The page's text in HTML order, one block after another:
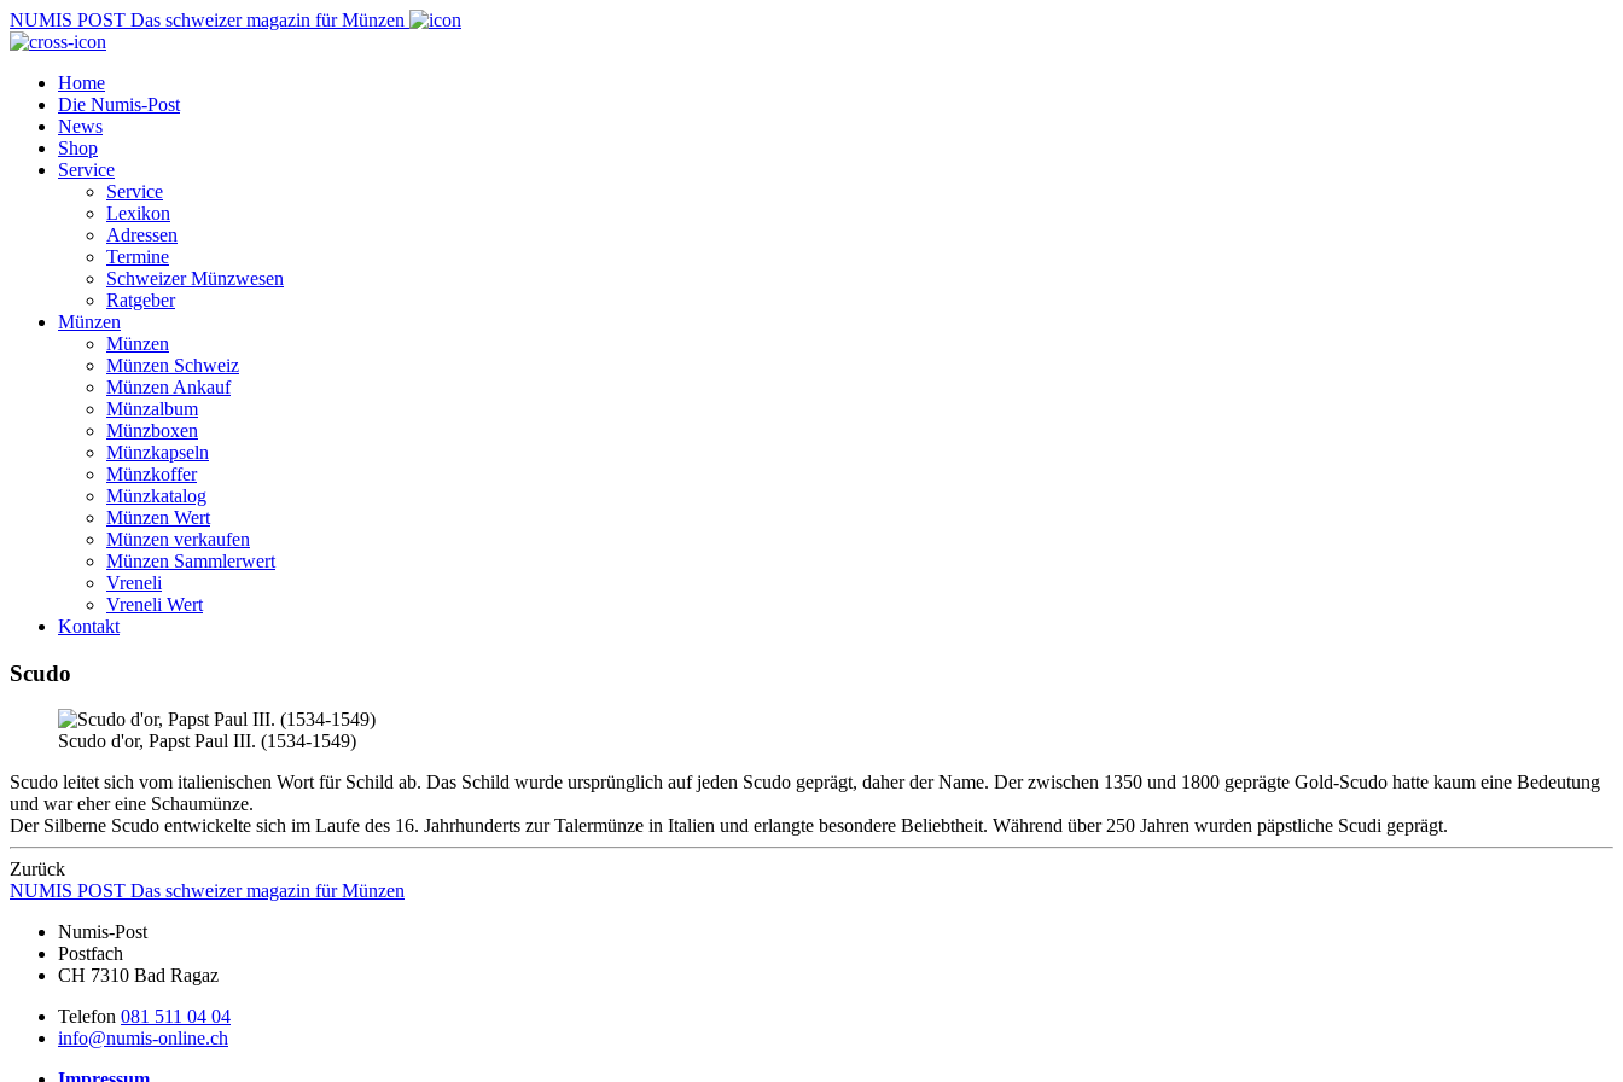
NUMIS POST Das schweizer magazin für Münzen
Home
Die Numis-Post
News
Shop
Service
Service
Lexikon
Adressen
Termine
Schweizer Münzwesen
Ratgeber
Münzen
Münzen
Münzen Schweiz
Münzen Ankauf
Münzalbum
Münzboxen
Münzkapseln
Münzkoffer
Münzkatalog
Münzen Wert
Münzen verkaufen
Münzen Sammlerwert
Vreneli
Vreneli Wert
Kontakt
Scudo
Scudo d'or, Papst Paul III. (1534-1549)
Scudo leitet sich vom italienischen Wort für Schild ab. Das Schild wurde ursprünglich auf jeden Scudo geprägt, daher der Name. Der zwischen 1350 und 1800 geprägte Gold-Scudo hatte kaum eine Bedeutung
und war eher eine Schaumünze.
Der Silberne Scudo entwickelte sich im Laufe des 16. Jahrhunderts zur Talermünze in Italien und erlangte besondere Beliebtheit. Während über 250 Jahren wurden päpstliche Scudi geprägt.
Zurück
NUMIS POST Das schweizer magazin für Münzen
Numis-Post
Postfach
CH 7310 Bad Ragaz
Telefon 081 511 04 04
info@numis-online.ch